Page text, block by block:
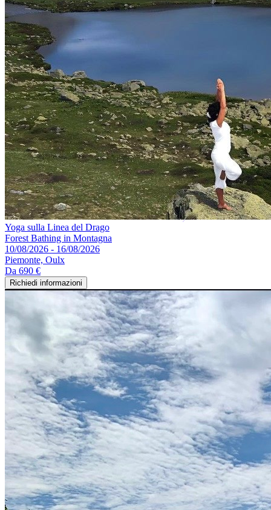
Yoga sulla Linea del Drago
Forest Bathing in Montagna
10/08/2026 - 16/08/2026
Piemonte, Oulx
Da 690 €
Richiedi informazioni